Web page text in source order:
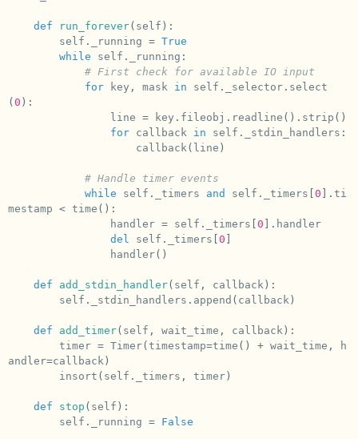
def run_forever( self ):
self . _running = True
while
self . _running :
# First check for available IO input
for
key , mask in self . _selector. select
(0 ):
line = key . fileobj . readline () . strip ()
for
callback in self . _stdin_handlers :
callback ( line )
# Handle timer events
while
self . _timers and self . _timers [0 ] . ti
mestamp < time ():
handler = self . _timers [0 ] . handler
del
self . _timers [0 ]
handler()
def add_stdin_handler( self , callback ):
self . _stdin_handlers . append ( callback )
def add_timer( self , wait_time , callback ):
timer = Timer(timestamp=time () + wait_time ,
h
andler=callback )
insort ( self . _timers , timer)
def stop ( self ):
self . _running = False